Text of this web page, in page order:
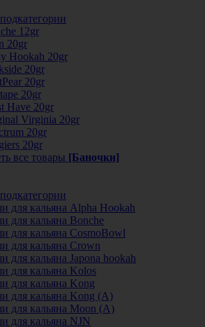
12gr
20gr
Hookah 20gr
20gr
20gr
20gr
Have 20gr
Virginia 20gr
20gr
20gr
все товары [Баночки]
для кальяна Alpha Hookah
для кальяна Bonche
для кальяна CosmoBowl
для кальяна Crown
для кальяна Japona hookah
для кальяна Kolos
для кальяна Kong
для кальяна Kong (A)
для кальяна Moon (А)
для кальяна NJN